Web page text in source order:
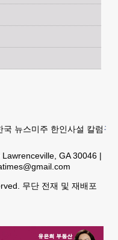
국 뉴스미주 한인사설 칼럼구
GA 30046 |
무단 전재 및 재배포